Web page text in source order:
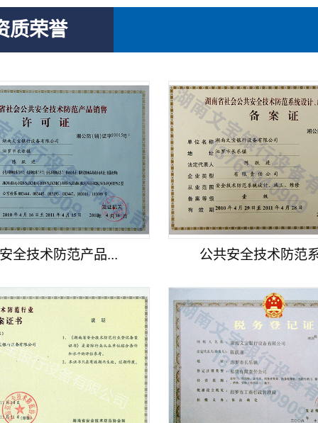
质荣誉
全技术防范产品... 公共安全技术防范